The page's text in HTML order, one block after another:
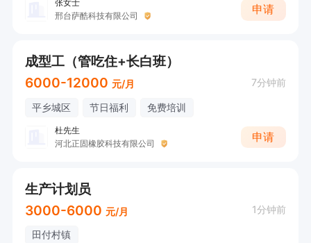
张女士
邢台萨酷科技有限公司
申请
成型工（管吃住+长白班）
6000-12000 元/月 7分钟前
平乡城区 节日福利 免费培训
杜先生
河北正固橡胶科技有限公司
申请
生产计划员
3000-6000 元/月 1分钟前
田付村镇